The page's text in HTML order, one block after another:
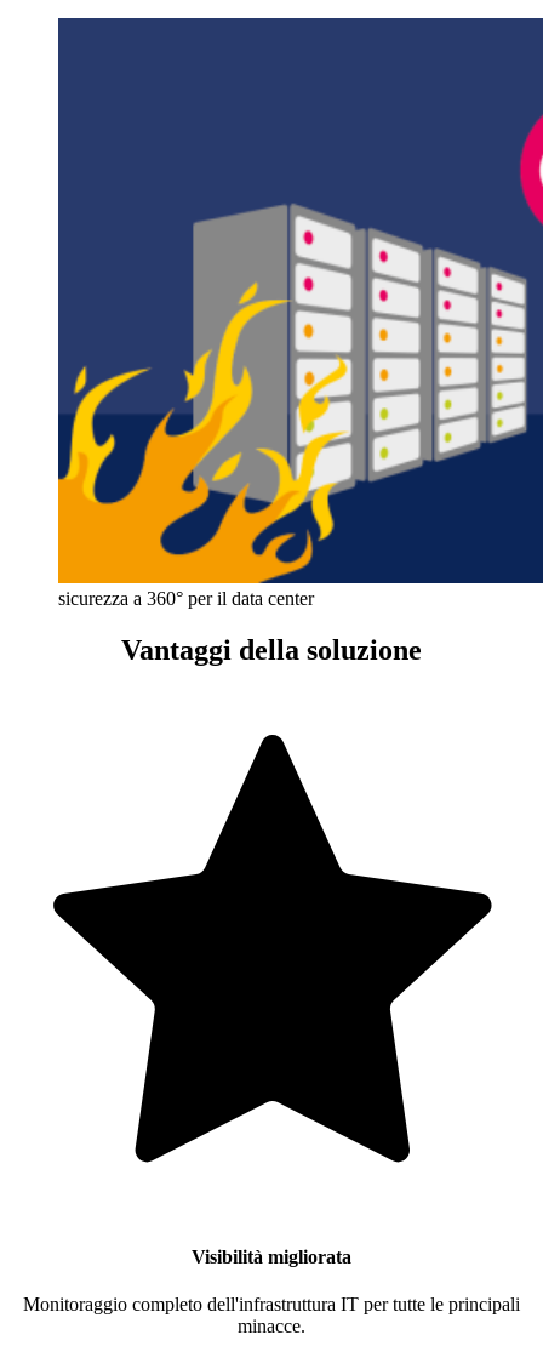
sicurezza a 360° per il data center
Vantaggi della soluzione
Visibilità migliorata
Monitoraggio completo dell'infrastruttura IT per tutte le principali
minacce.